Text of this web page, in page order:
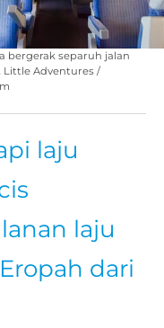
bergerak separuh jalan
Little Adventures /
laju
laju
dari